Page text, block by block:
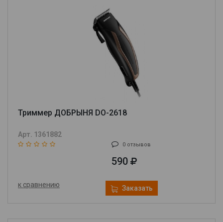
Триммер ДОБРЫНЯ DO-2618
Арт. 1361882
0 отзывов
590
к сравнению Заказать